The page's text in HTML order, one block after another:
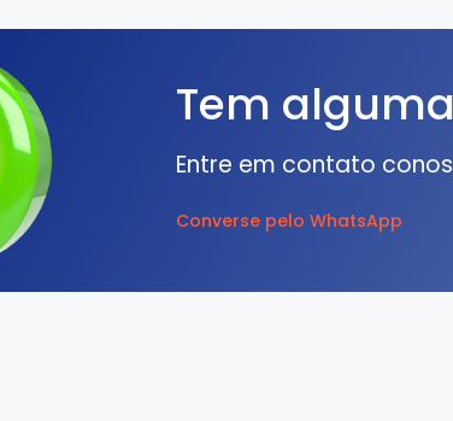
Tem
Entre em contato
Converse pelo WhatsApp